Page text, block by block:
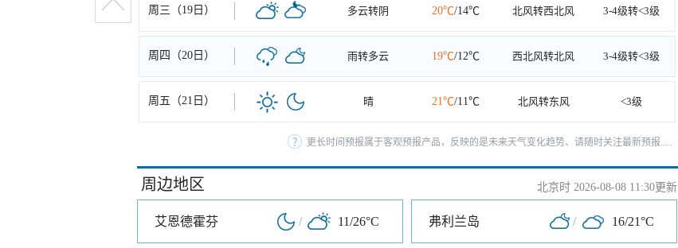
周三（19日） 多云转阴 20℃/14℃ 北风转西北风 3-4级转<3级
周四（20日） 雨转多云 19℃/12℃ 西北风转北风 3-4级转<3级
周五（21日） 晴 21℃/11℃ 北风转东风 <3级
更长时间预报属于客观预报产品，反映的是未来天气变化趋势、请随时关注最新预报.....
周边地区 北京时 2026-08-08 11:30更新
艾恩德霍芬 / 11/26°C 弗利兰岛 / 16/21°C